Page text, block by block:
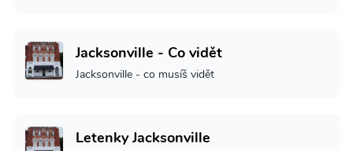
Jacksonville - Co vidět
Jacksonville - co musíš vidět
Letenky Jacksonville